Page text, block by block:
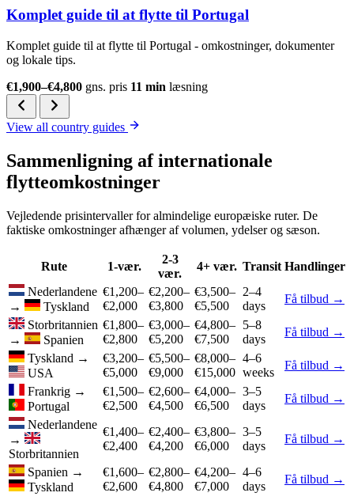
Komplet guide til at flytte til Portugal
Komplet guide til at flytte til Portugal - omkostninger, dokumenter
og lokale tips.
€1,900–€4,800 gns. pris 11 min læsning
View all country guides
Sammenligning af internationale
flytteomkostninger
Vejledende prisintervaller for almindelige europæiske ruter. De
faktiske omkostninger afhænger af volumen, ydelser og sæson.
Rute 1-vær.
2-3
vær.
4+ vær. Transit Handlinger
Nederlandene
→
Tyskland
€1,200–
€2,000
€2,200–
€3,800
€3,500–
€5,500
2–4
days
Få tilbud →
Storbritannien
→
Spanien
€1,800–
€2,800
€3,000–
€5,200
€4,800–
€7,500
5–8
days
Få tilbud →
Tyskland →
USA
€3,200–
€5,000
€5,500–
€9,000
€8,000–
€15,000
4–6
weeks
Få tilbud →
Frankrig →
Portugal
€1,500–
€2,500
€2,600–
€4,500
€4,000–
€6,500
3–5
days
Få tilbud →
Nederlandene
→
Storbritannien
€1,400–
€2,400
€2,400–
€4,200
€3,800–
€6,000
3–5
days
Få tilbud →
Spanien →
Tyskland
€1,600–
€2,600
€2,800–
€4,800
€4,200–
€7,000
4–6
days
Få tilbud →